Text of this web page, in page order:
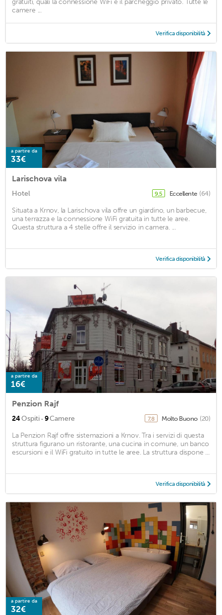
gratuiti, quali la connessione WiFi e il parcheggio privato. Tutte le
camere ...
Verifica disponibilità
a partire da
33€
Larischova vila
Hotel 9,5 Eccellente (64)
Situata a Krnov, la Larischova vila offre un giardino, un barbecue,
una terrazza e la connessione WiFi gratuita in tutte le aree.
Questa struttura a 4 stelle offre il servizio in camera. ...
Verifica disponibilità
a partire da
16€
Penzion Rajf
24Ospiti · 9Camere 7,8 Molto Buono (20)
La Penzion Rajf offre sistemazioni a Krnov. Tra i servizi di questa
struttura figurano un ristorante, una cucina in comune, un banco
escursioni e il WiFi gratuito in tutte le aree. La struttura dispone ...
Verifica disponibilità
a partire da
32€